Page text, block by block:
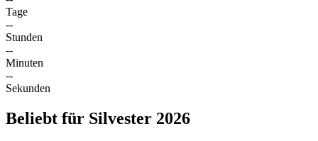
Tage
--
Stunden
--
Minuten
--
Sekunden
Beliebt für Silvester 2026